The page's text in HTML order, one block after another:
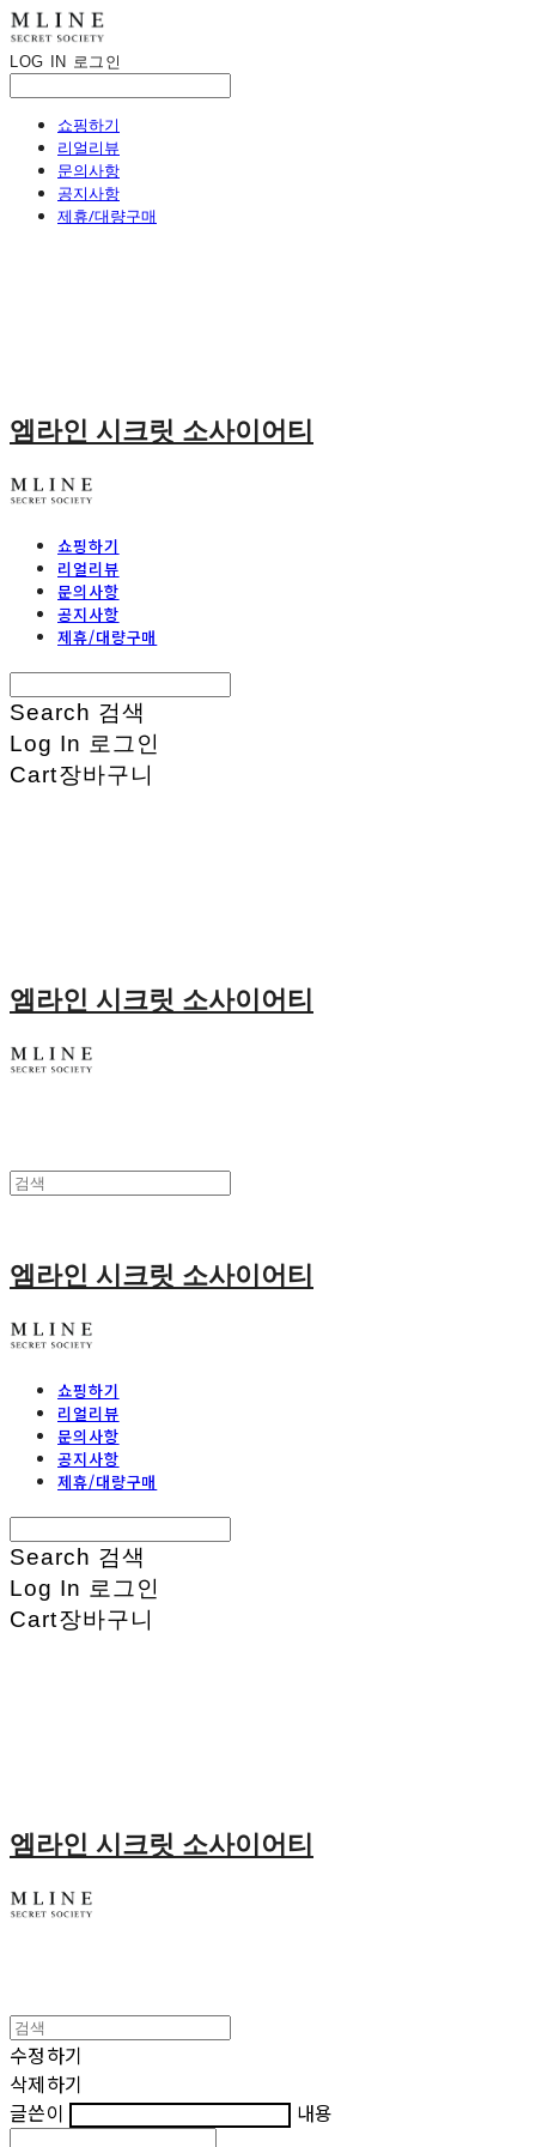
LOG IN 로그인
쇼핑하기
리얼리뷰
문의사항
공지사항
제휴/대량구매
엠라인 시크릿 소사이어티
쇼핑하기
리얼리뷰
문의사항
공지사항
제휴/대량구매
Search 검색
Log In 로그인
Cart장바구니
엠라인 시크릿 소사이어티
엠라인 시크릿 소사이어티
쇼핑하기
리얼리뷰
문의사항
공지사항
제휴/대량구매
Search 검색
Log In 로그인
Cart장바구니
엠라인 시크릿 소사이어티
수정하기
삭제하기
글쓴이
내용